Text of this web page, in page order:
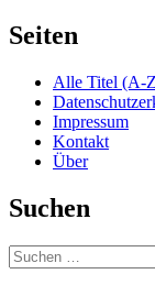
Seiten
Alle Titel (A-
Impressum
Kontakt
Über
Suchen
Suchen
nach: